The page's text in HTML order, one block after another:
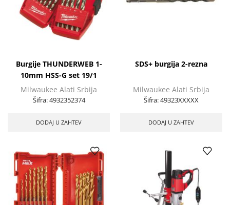
Burgije THUNDERWEB 1-
10mm HSS-G set 19/1
Milwaukee Alati Srbija
Šifra:4932352374
DODAJ U ZAHTEV
SDS+ burgija 2-rezna
Milwaukee Alati Srbija
Šifra:49323XXXXX
DODAJ U ZAHTEV